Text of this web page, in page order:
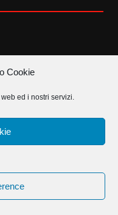
Cookie
ed i nostri servizi.